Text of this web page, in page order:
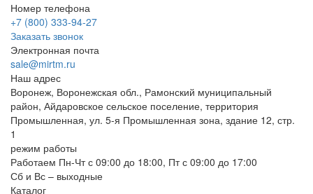
Номер телефона
+7 (800) 333-94-27
Заказать звонок
Электронная почта
sale@mirtm.ru
Наш адрес
Воронеж, Воронежская обл., Рамонский муниципальный
район, Айдаровское сельское поселение, территория
Промышленная, ул. 5-я Промышленная зона, здание 12, стр.
1
режим работы
Работаем Пн-Чт с 09:00 до 18:00, Пт с 09:00 до 17:00
Сб и Вс – выходные
Каталог